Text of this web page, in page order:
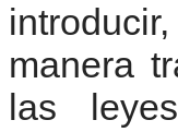
manera
las